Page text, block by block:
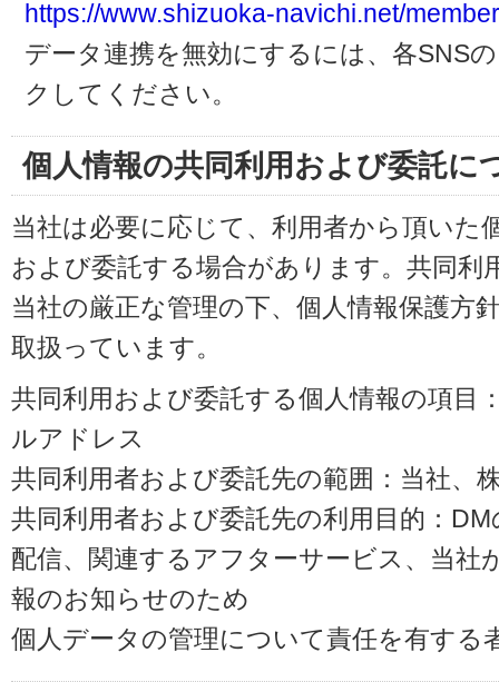
https://www.shizuoka-navichi.net/
データ連携を無効にするには、各SNS
クしてください。
個人情報の共同利用および委託に
当社は必要に応じて、利用者から頂いた
および委託する場合があります。共同利
当社の厳正な管理の下、個人情報保護方
取扱っています。
共同利用および委託する個人情報の項目
ルアドレス
共同利用者および委託先の範囲：当社、
共同利用者および委託先の利用目的：
配信、関連するアフターサービス、当社
報のお知らせのため
個人データの管理について責任を有する